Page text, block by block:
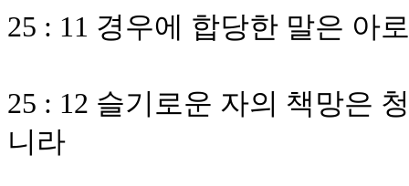
25 : 11 경우에 합당한 말은 아
25 : 12 슬기로운 자의 책망은
니라